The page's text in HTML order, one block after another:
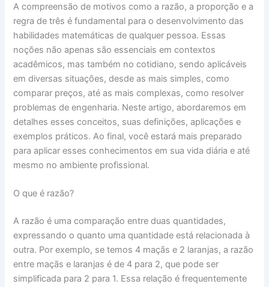
A compreensão de motivos como a razão, a proporção e a
regra de três é fundamental para o desenvolvimento das
habilidades matemáticas de qualquer pessoa. Essas
noções não apenas são essenciais em contextos
acadêmicos, mas também no cotidiano, sendo aplicáveis
em diversas situações, desde as mais simples, como
comparar preços, até as mais complexas, como resolver
problemas de engenharia. Neste artigo, abordaremos em
detalhes esses conceitos, suas definições, aplicações e
exemplos práticos. Ao final, você estará mais preparado
para aplicar esses conhecimentos em sua vida diária e até
mesmo no ambiente profissional.
O que é razão?
A razão é uma comparação entre duas quantidades,
expressando o quanto uma quantidade está relacionada à
outra. Por exemplo, se temos 4 maçãs e 2 laranjas, a razão
entre maçãs e laranjas é de 4 para 2, que pode ser
simplificada para 2 para 1. Essa relação é frequentemente